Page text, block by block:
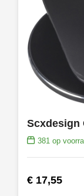
Toppoint
Victorinox
Vinga
381op
€ 17,55